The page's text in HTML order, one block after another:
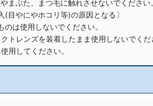
まぶた、まつ毛に触れさせないでください。
(目やにやホコリ等)の原因となる〕
のは使用しないでください。
トレンズを装着したまま使用しないでくだ
用してください。